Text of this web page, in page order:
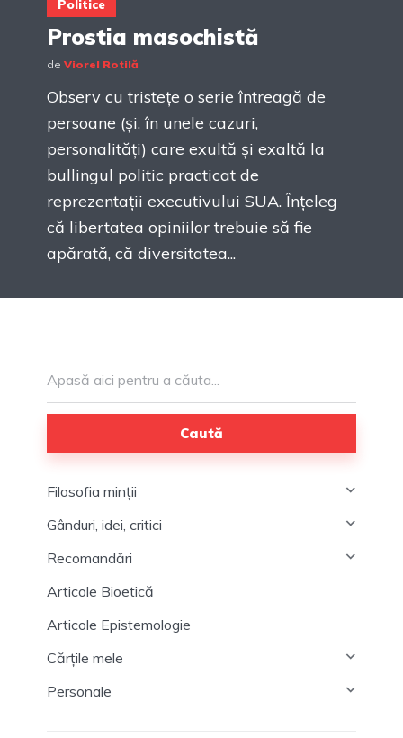
Politice
Prostia masochistă
de Viorel Rotilă
Observ cu tristețe o serie întreagă de
persoane (și, în unele cazuri,
personalități) care exultă și exaltă la
bullingul politic practicat de
reprezentații executivului SUA. Înțeleg
că libertatea opiniilor trebuie să fie
apărată, că diversitatea...
Caută
Filosofia minții
Gânduri, idei, critici
Recomandări
Articole Bioetică
Articole Epistemologie
Cărțile mele
Personale